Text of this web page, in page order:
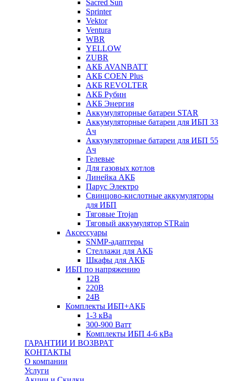
Sacred Sun
Sprinter
Vektor
Ventura
WBR
YELLOW
ZUBR
АКБ AVANBATT
АКБ COEN Plus
АКБ REVOLTER
АКБ Рубин
АКБ Энергия
Аккумуляторные батареи STAR
Аккумуляторные батареи для ИБП 33
Ач
Аккумуляторные батареи для ИБП 55
Ач
Гелевые
Для газовых котлов
Линейка АКБ
Парус Электро
Свинцово-кислотные аккумуляторы
для ИБП
Тяговые Trojan
Тяговый аккумулятор STRain
Аксессуары
SNMP-адаптеры
Стеллажи для АКБ
Шкафы для АКБ
ИБП по напряжению
12В
220В
24В
Комплекты ИБП+АКБ
1-3 кВа
300-900 Ватт
Комплекты ИБП 4-6 кВа
ГАРАНТИИ И ВОЗВРАТ
КОНТАКТЫ
О компании
Услуги